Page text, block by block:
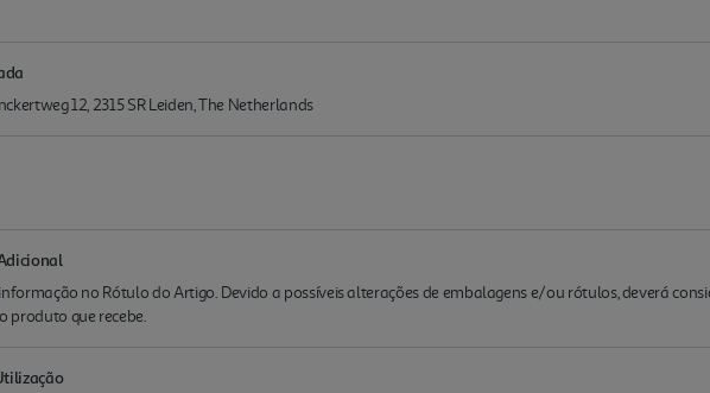
12, 2315 SR Leiden, The Netherlands
no Rótulo do Artigo. Devido a possíveis alterações de embalagens e/ou rótulos, deverá
produto que recebe.